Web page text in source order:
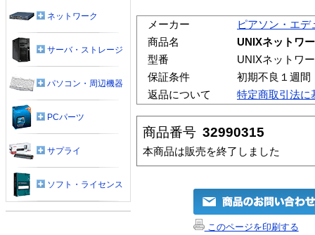
メーカー
ピアソン・エデ
商品名
UNIXネットワ
型番
UNIXネットワ
保証条件
初期不良１週間
返品について
特定商取引法に
商品番号 32990315
本商品は販売を終了しました
このページを印刷する
ネットワーク
サーバ・ストレージ
パソコン・周辺機器
PCパーツ
サプライ
ソフト・ライセンス